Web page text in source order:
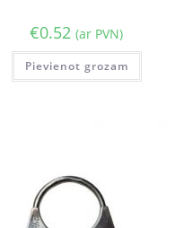
€0.52 (ar PVN)
Pievienot grozam